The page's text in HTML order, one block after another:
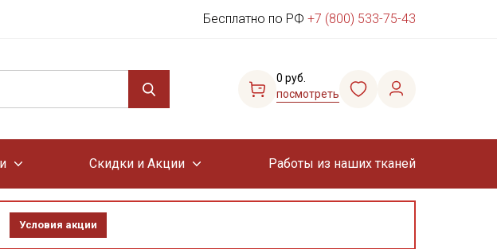
Бесплатно по РФ +7 (800) 533-75-43
0 руб.
посмотреть
Скидки и Акции Работы из наших тканей
Условия акции